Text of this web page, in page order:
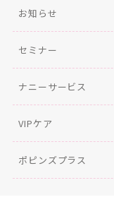
お知らせ
セミナー
ナニーサービス
VIPケア
ポピンズプラス